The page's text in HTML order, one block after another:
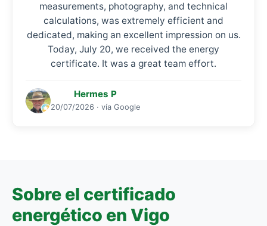
measurements, photography, and technical
calculations, was extremely efficient and
dedicated, making an excellent impression on us.
Today, July 20, we received the energy
certificate. It was a great team effort.
Hermes P
20/07/2026 · vía Google
Sobre el certificado
energético en Vigo